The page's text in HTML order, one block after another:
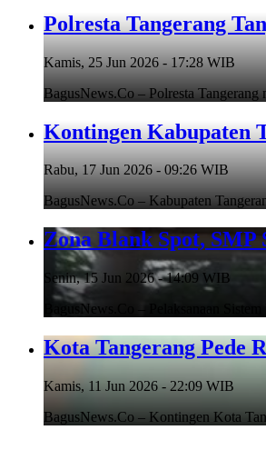
Polresta Tangerang
Kamis, 25 Jun 2026 - 17:28 WIB
BagusNews.Co – Polresta
Kontingen Kabupaten
Rabu, 17 Jun 2026 - 09:26 WIB
BagusNews.Co – Kabupaten
Zona Blank Spot,
Senin, 15 Jun 2026 - 14:09 WIB
BagusNews.Co – Pelaksanaan
Kota Tangerang Pede
Kamis, 11 Jun 2026 - 22:09 WIB
BagusNews.Co – Kontingen Kota